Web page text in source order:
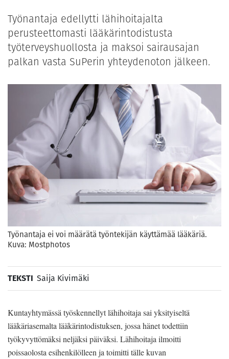
Työnantaja edellytti lähihoitajalta
perusteettomasti lääkärintodistusta
työterveyshuollosta ja maksoi sairausajan
palkan vasta SuPerin yhteydenoton jälkeen.
Työnantaja ei voi määrätä työntekijän käyttämää lääkäriä.
Kuva: Mostphotos
TEKSTI Saija Kivimäki
Kuntayhtymässä työskennellyt lähihoitaja sai yksityiseltä
lääkäriasemalta lääkärintodistuksen, jossa hänet todettiin
työkyvyttömäksi neljäksi päiväksi. Lähihoitaja ilmoitti
poissaolosta esihenkilölleen ja toimitti tälle kuvan